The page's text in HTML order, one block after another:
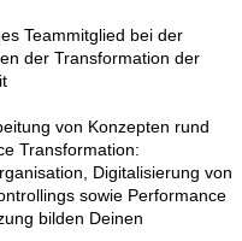
Teammitglied bei der
der Transformation der
von Konzepten rund
Transformation:
Digitalisierung von
sowie Performance
bilden Deinen